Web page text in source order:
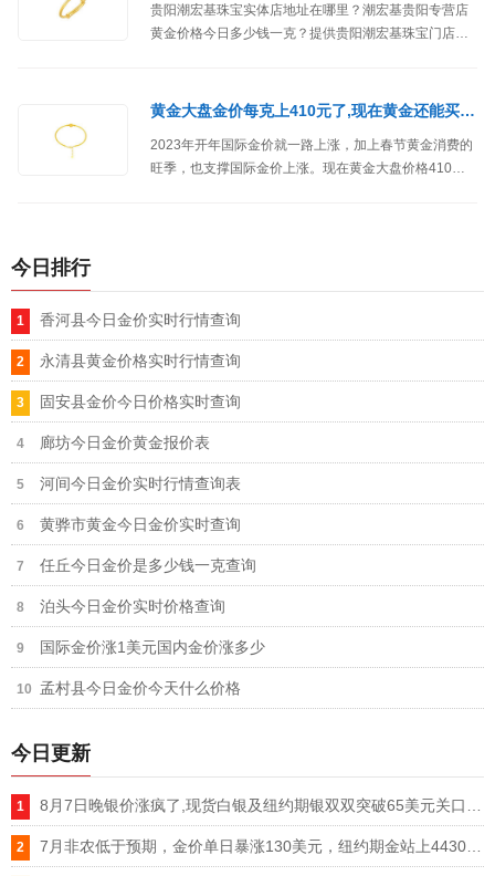
贵阳潮宏基珠宝实体店地址在哪里？潮宏基贵阳专营店
黄金价格今日多少钱一克？提供贵阳潮宏基珠宝门店黄
黄金大盘金价每克上410元了,现在黄金还能买吗？
2023年开年国际金价就一路上涨，加上春节黄金消费的
旺季，也支撑国际金价上涨。现在黄金大盘价格410元/
今日排行
香河县今日金价实时行情查询
永清县黄金价格实时行情查询
固安县金价今日价格实时查询
廊坊今日金价黄金报价表
河间今日金价实时行情查询表
黄骅市黄金今日金价实时查询
任丘今日金价是多少钱一克查询
泊头今日金价实时价格查询
国际金价涨1美元国内金价涨多少
孟村县今日金价今天什么价格
今日更新